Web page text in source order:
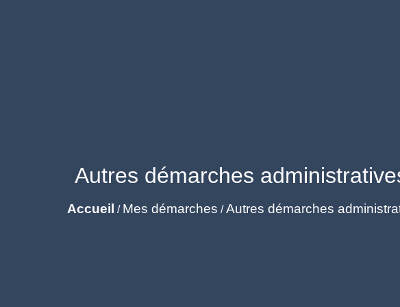
Autres démarches
Accueil / Mes démarches /Autres démarches